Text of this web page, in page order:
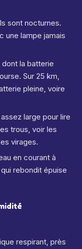
sont nocturnes.
une lampe jamais
la batterie
Sur 25 km,
pleine, voire
large pour lire
trous, voir les
virages.
en courant à
rebondit épuise
respirant, près